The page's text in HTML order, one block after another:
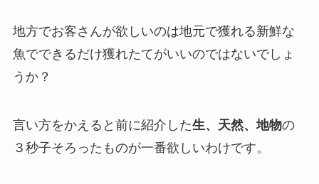
地方でお客さんが欲しいのは地元で獲れる新鮮な
魚でできるだけ獲れたてがいいのではないでしょ
うか？
言い方をかえると前に紹介した生、天然、地物の
３秒子そろったものが一番欲しいわけです。